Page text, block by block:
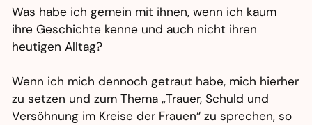
Was habe ich gemein mit ihnen, wenn ich kaum
ihre Geschichte kenne und auch nicht ihren
heutigen Alltag?
Wenn ich mich dennoch getraut habe, mich hierher
zu setzen und zum Thema „Trauer, Schuld und
Versöhnung im Kreise der Frauen“ zu sprechen, so